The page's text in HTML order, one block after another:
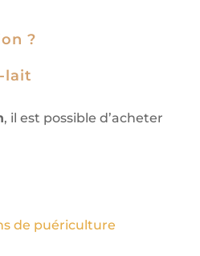
?
lait
, il est possible d’acheter
de puériculture